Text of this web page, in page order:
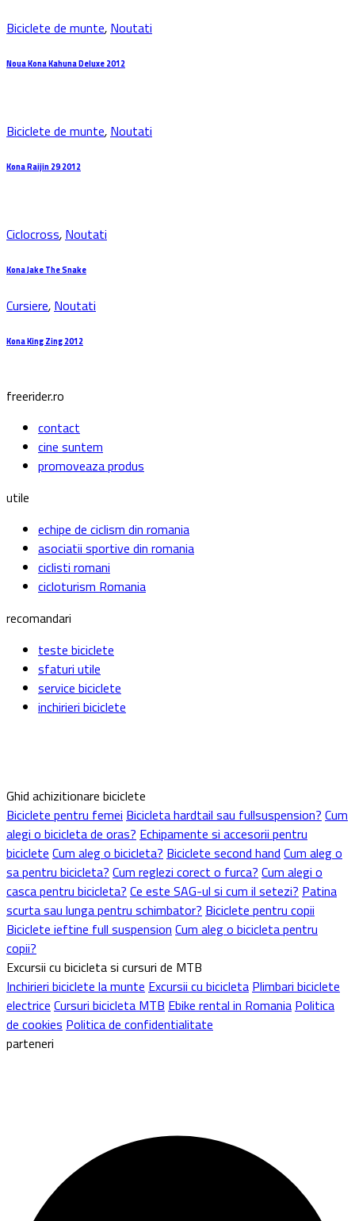
Biciclete de munte, Noutati
Noua Kona Kahuna Deluxe 2012
Biciclete de munte, Noutati
Kona Raijin 29 2012
Ciclocross, Noutati
Kona Jake The Snake
Cursiere, Noutati
Kona King Zing 2012
freerider.ro
contact
cine suntem
promoveaza produs
utile
echipe de ciclism din romania
asociatii sportive din romania
ciclisti romani
cicloturism Romania
recomandari
teste biciclete
sfaturi utile
service biciclete
inchirieri biciclete
Ghid achizitionare biciclete
Biciclete pentru femei Bicicleta hardtail sau fullsuspension? Cum
alegi o bicicleta de oras? Echipamente si accesorii pentru
biciclete Cum aleg o bicicleta? Biciclete second hand Cum aleg o
sa pentru bicicleta? Cum reglezi corect o furca? Cum alegi o
casca pentru bicicleta? Ce este SAG-ul si cum il setezi? Patina
scurta sau lunga pentru schimbator? Biciclete pentru copii
Biciclete ieftine full suspension Cum aleg o bicicleta pentru
copii?
Excursii cu bicicleta si cursuri de MTB
Inchirieri biciclete la munte Excursii cu bicicleta Plimbari biciclete
electrice Cursuri bicicleta MTB Ebike rental in Romania Politica
de cookies Politica de confidentialitate
parteneri